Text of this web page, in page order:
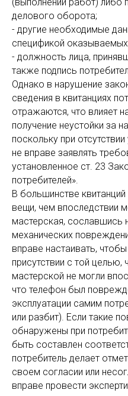
делового оборота;
- другие необходимые
спецификой
- должность лица,
также подпись
Однако в нарушение
сведения в квитанциях
отражаются, что влияет
получение неустойки за
поскольку при
не вправе заявлять
установленное ст. 23
потребителей».
В большинстве
вещи, чем впоследствии
мастерская, сославшись
механических
вправе настаивать,
присутствии с той целью,
мастерской не могли
что телефон был
эксплуатации самим
или разбит). Если такие
обнаружены при
быть составлен
потребитель делает
своем согласии или
вправе провести